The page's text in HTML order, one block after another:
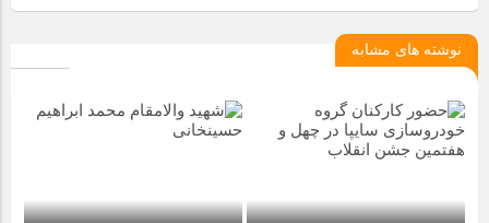
نوشته های مشابه